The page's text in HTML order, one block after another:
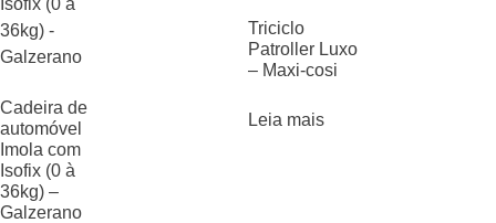
Cadeira de
automóvel
Imola com
Isofix (0 à
36kg) –
Galzerano
Triciclo
Patroller Luxo
– Maxi-cosi
Leia mais